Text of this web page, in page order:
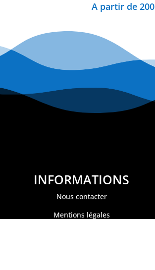
A partir de200
INFORMATIONS
Nous contacter
Mentions légales